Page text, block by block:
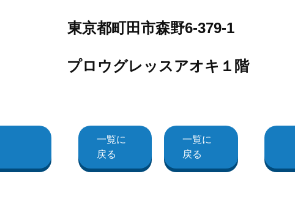
東京都町田市森野6-379-1
プロウグレッスアオキ１階
一覧に
戻る
一覧に
戻る